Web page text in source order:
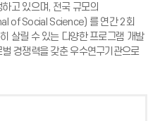
고 있으며, 전국 규모의
of Social Science) 를 연간 2회
살릴 수 있는 다양한 프로그램 개발
경쟁력을 갖춘 우수연구기관으로